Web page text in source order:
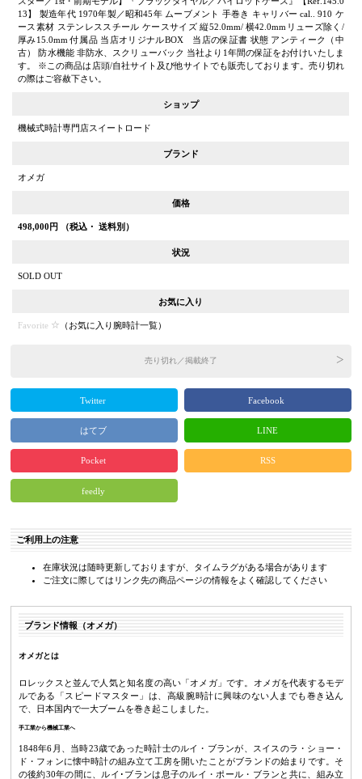
13】 製造年代 1970年製／昭和45年 ムーブメント 手巻き キャリバー cal.. 910 ケ
ース素材 ステンレススチール ケースサイズ 縦52.0mm/ 横42.0mmリューズ除く/
厚み15.0mm 付属品 当店オリジナルBOX 当店の保証書 状態 アンティーク（中
古） 防水機能 非防水、スクリューバック 当社より1年間の保証をお付けいたしま
す。 ※この商品は店頭/自社サイト及び他サイトでも販売しております。売り切れ
の際はご容赦下さい。
ショップ
機械式時計専門店スイートロード
ブランド
オメガ
価格
498,000 円 （税込・ 送料別）
状況
SOLD OUT
お気に入り
Favorite （お気に入り腕時計一覧）
売り切れ／掲載終了
Twitter Facebook
はてブ LINE
Pocket RSS
feedly
ご利用上の注意
在庫状況は随時更新しておりますが、タイムラグがある場合があります
ご注文に際してはリンク先の商品ページの情報をよく確認してください
ブランド情報（オメガ）
オメガとは
ロレックスと並んで人気と知名度の高い「オメガ」です。オメガを代表するモデ
ルである「スピードマスター」は、高級腕時計に興味のない人までも巻き込ん
で、日本国内で一大ブームを巻き起こしました。
手工業から機械工業へ
1848年6月、当時23歳であった時計士のルイ・ブランが、スイスのラ・ショー・
ド・フォンに懐中時計の組み立て工房を開いたことがブランドの始まりです。そ
の後約30年の間に、ルイ･ブランは息子のルイ・ポール・ブランと共に、組み立